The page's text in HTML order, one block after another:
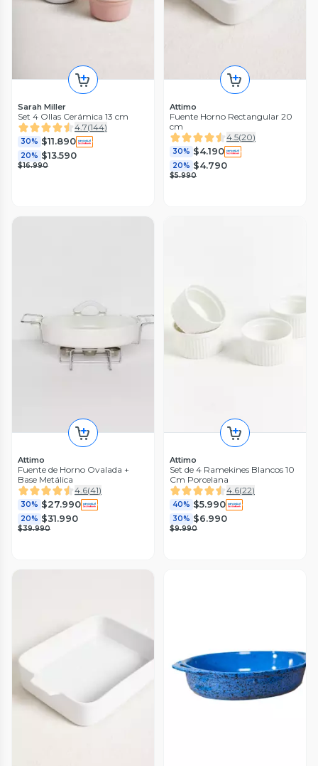
Sarah Miller
Set 4 Ollas Cerámica 13 cm
4.7(144)
30% $11.890
20% $13.590
$16.990
Attimo
Fuente Horno Rectangular 20
cm
4.5(20)
30% $4.190
20% $4.790
$5.990
Attimo
Fuente de Horno Ovalada +
Base Metálica
4.6(41)
30% $27.990
20% $31.990
$39.990
Attimo
Set de 4 Ramekines Blancos 10
Cm Porcelana
4.6(22)
40% $5.990
30% $6.990
$9.990